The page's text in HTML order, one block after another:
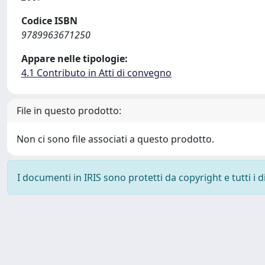
Codice ISBN
9789963671250
Appare nelle tipologie:
4.1 Contributo in Atti di convegno
File in questo prodotto:
Non ci sono file associati a questo prodotto.
I documenti in IRIS sono protetti da copyright e tutti i